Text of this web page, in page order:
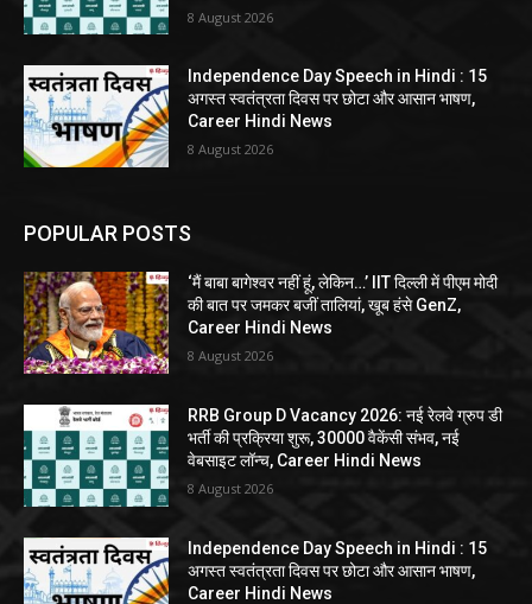
8 August 2026
Independence Day Speech in Hindi : 15
अगस्त स्वतंत्रता दिवस पर छोटा और आसान भाषण,
Career Hindi News
8 August 2026
POPULAR POSTS
‘मैं बाबा बागेश्वर नहीं हूं, लेकिन…’ IIT दिल्ली में पीएम मोदी
की बात पर जमकर बजीं तालियां, खूब हंसे GenZ,
Career Hindi News
8 August 2026
RRB Group D Vacancy 2026: नई रेलवे ग्रुप डी
भर्ती की प्रक्रिया शुरू, 30000 वैकेंसी संभव, नई
वेबसाइट लॉन्च, Career Hindi News
8 August 2026
Independence Day Speech in Hindi : 15
अगस्त स्वतंत्रता दिवस पर छोटा और आसान भाषण,
Career Hindi News